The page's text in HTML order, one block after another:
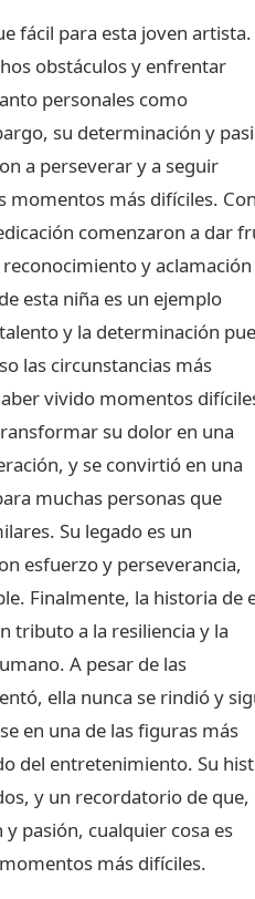
fácil para esta joven artista.
obstáculos y enfrentar
personales como
su determinación y
a perseverar y a seguir
momentos más difíciles.
comenzaron a dar
y
esta niña es un ejemplo
y la determinación
las circunstancias más
vivido momentos
su dolor en una
y se convirtió en una
muchas personas que
Su legado es un
esfuerzo y perseverancia,
Finalmente, la historia de
tributo a la resiliencia y la
A pesar de las
ella nunca se rindió y
en una de las figuras más
del entretenimiento. Su
y un recordatorio de que,
pasión, cualquier cosa es
más difíciles.